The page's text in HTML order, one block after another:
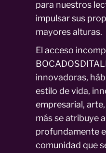
para nuestros
impulsar sus
mayores alturas.
El acceso
innovadoras,
estilo de vida,
empresarial,
más se atribuye
profundamente
comunidad que